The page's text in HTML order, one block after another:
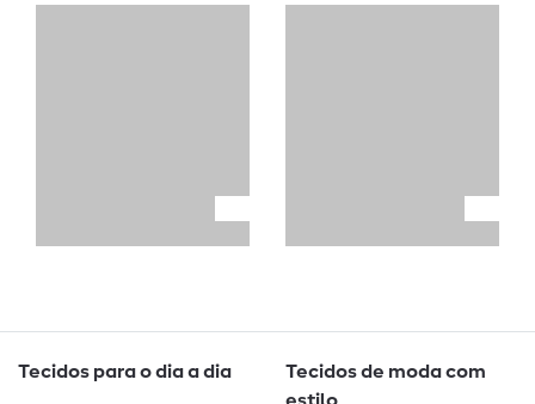
Tecidos para o dia a dia
Tecidos de moda com